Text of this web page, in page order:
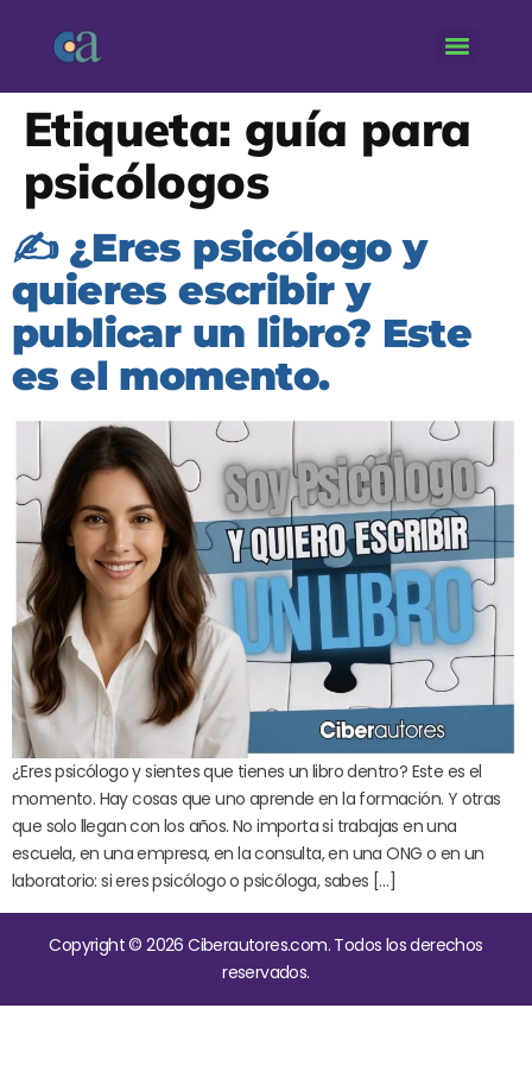
Etiqueta: guía para
psicólogos
✍️ ¿Eres psicólogo y
quieres escribir y
publicar un libro? Este
es el momento.
¿Eres psicólogo y sientes que tienes un libro dentro? Este es el
momento. Hay cosas que uno aprende en la formación. Y otras
que solo llegan con los años. No importa si trabajas en una
escuela, en una empresa, en la consulta, en una ONG o en un
laboratorio: si eres psicólogo o psicóloga, sabes […]
Copyright © 2026 Ciberautores.com. Todos los derechos
reservados.